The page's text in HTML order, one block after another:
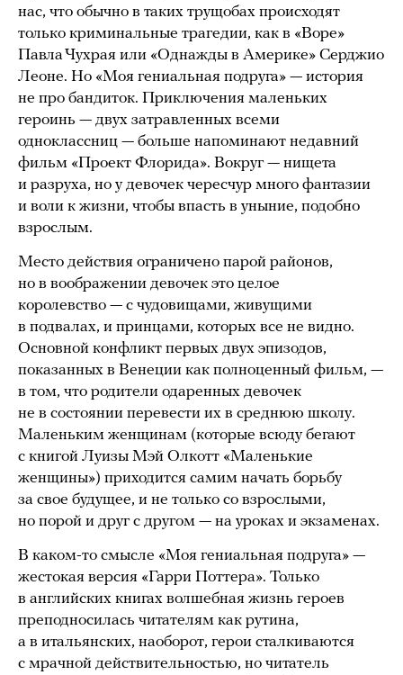
нас, что обычно в таких трущобах происходят
только криминальные трагедии, как в «Воре»
Павла Чухрая или «Однажды в Америке» Серджио
Леоне. Но «Моя гениальная подруга» — история
не про бандиток. Приключения маленьких
героинь — двух затравленных всеми
одноклассниц — больше напоминают недавний
фильм «Проект Флорида». Вокруг — нищета
и разруха, но у девочек чересчур много фантазии
и воли к жизни, чтобы впасть в уныние, подобно
взрослым.
Место действия ограничено парой районов,
но в воображении девочек это целое
королевство — с чудовищами, живущими
в подвалах, и принцами, которых все не видно.
Основной конфликт первых двух эпизодов,
показанных в Венеции как полноценный фильм, —
в том, что родители одаренных девочек
не в состоянии перевести их в среднюю школу.
Маленьким женщинам (которые всюду бегают
с книгой Луизы Мэй Олкотт «Маленькие
женщины») приходится самим начать борьбу
за свое будущее, и не только со взрослыми,
но порой и друг с другом — на уроках и экзаменах.
В каком-то смысле «Моя гениальная подруга» —
жестокая версия «Гарри Поттера». Только
в английских книгах волшебная жизнь героев
преподносилась читателям как рутина,
а в итальянских, наоборот, герои сталкиваются
с мрачной действительностью, но читатель